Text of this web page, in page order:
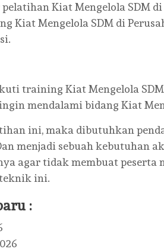
Kiat Mengelola SDM
Kiat Mengelola SDM di
training Kiat Mengelola
mendalami bidang Kiat
ini, maka dibutuhkan
menjadi sebuah kebutuhan
agar tidak membuat peserta
ini.
: